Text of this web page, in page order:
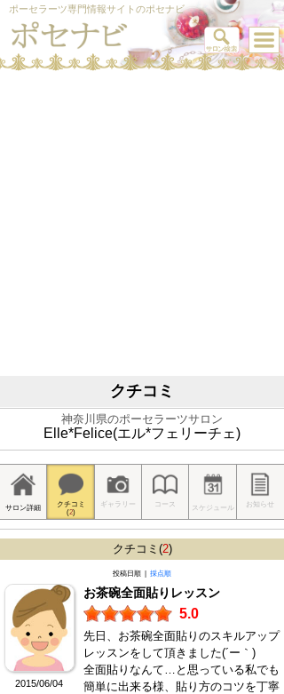
ポーセラーツ専門情報サイトのポセナビ
クチコミ
神奈川県のポーセラーツサロン
Elle*Felice(エル*フェリーチェ)
サロン詳細
クチコミ
(2)
ギャラリー コース スケジュール お知らせ
クチコミ(2)
投稿日順 | 採点順
2015/06/04
お茶碗全面貼りレッスン
5.0
先日、お茶碗全面貼りのスキルアップ
レッスンをして頂きました(´ー｀)
全面貼りなんて…と思っている私でも
簡単に出来る様、貼り方のコツを丁寧